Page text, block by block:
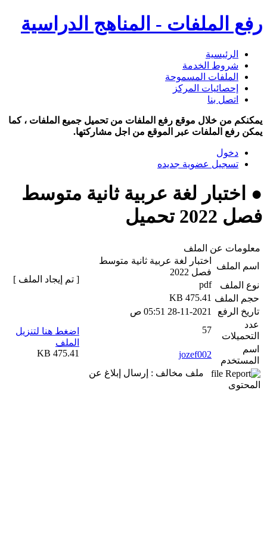
رفع الملفات - المناهج الدراسية
الرئيسية
شروط الخدمة
الملفات المسموحة
إحصائيات المركز
اتصل بنا
يمكنكم من خلال موقع رفع الملفات من تحميل جميع الملفات ، كما
يمكن رفع الملفات عبر الموقع من اجل مشاركتها.
دخول
تسجيل عضوية جديده
● اختبار لغة عربية ثانية متوسط
فصل 2022 تحميل
معلومات عن الملف
اسم الملف
اختبار لغة عربية ثانية متوسط
فصل 2022
نوع الملف
pdf
حجم الملف 475.41 KB
تاريخ الرفع
28-11-2021 05:51 ص
عدد
التحميلات
57
اسم
المستخدم
jozef002
ملف مخالف : إرسال إبلاغ عن
المحتوى
[ تم إيجاد الملف ]
اضغط هنا لتنزيل
الملف
475.41 KB